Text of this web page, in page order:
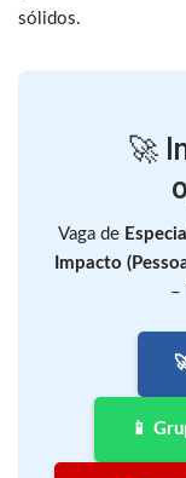
sólidos.
🚀
Vaga de
Impacto
–
📱